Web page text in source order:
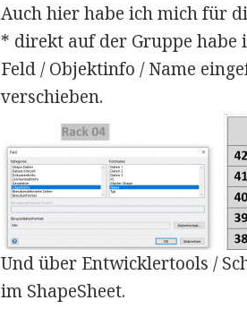
Auch hier habe ich mich für
* direkt auf der Gruppe habe
Feld / Objektinfo / Name
verschieben.
Und über Entwicklertools /
im ShapeSheet.